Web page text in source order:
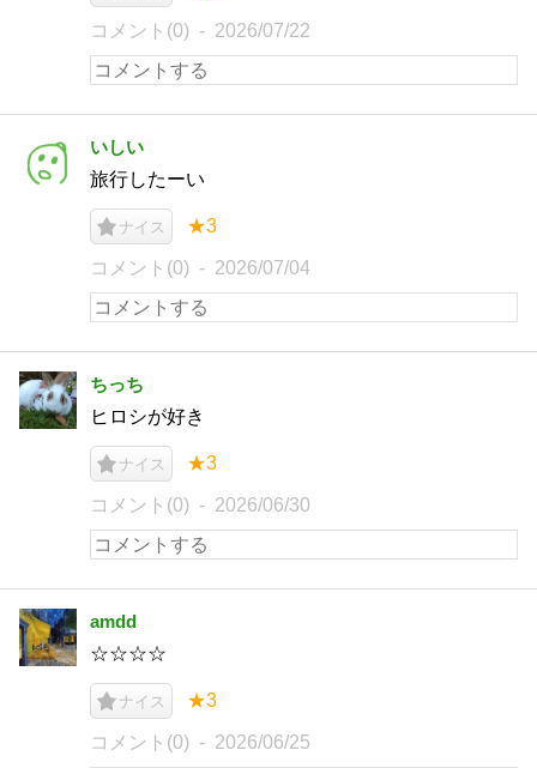
コメント(0) 2026/07/22
いしい
旅行したーい
ナイス ★3
コメント(0) 2026/07/04
ちっち
ヒロシが好き
ナイス ★3
コメント(0) 2026/06/30
amdd
☆☆☆☆
ナイス ★3
コメント(0) 2026/06/25